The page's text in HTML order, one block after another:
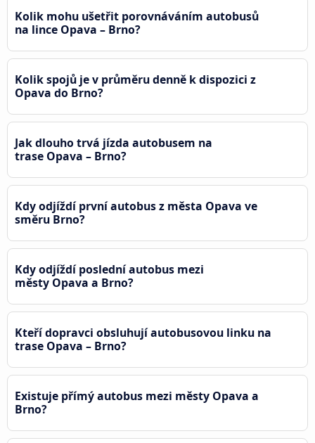
Kolik mohu ušetřit porovnáváním autobusů
na lince Opava – Brno?
Kolik spojů je v průměru denně k dispozici z
Opava do Brno?
Jak dlouho trvá jízda autobusem na
trase Opava – Brno?
Kdy odjíždí první autobus z města Opava ve
směru Brno?
Kdy odjíždí poslední autobus mezi
městy Opava a Brno?
Kteří dopravci obsluhují autobusovou linku na
trase Opava – Brno?
Existuje přímý autobus mezi městy Opava a
Brno?